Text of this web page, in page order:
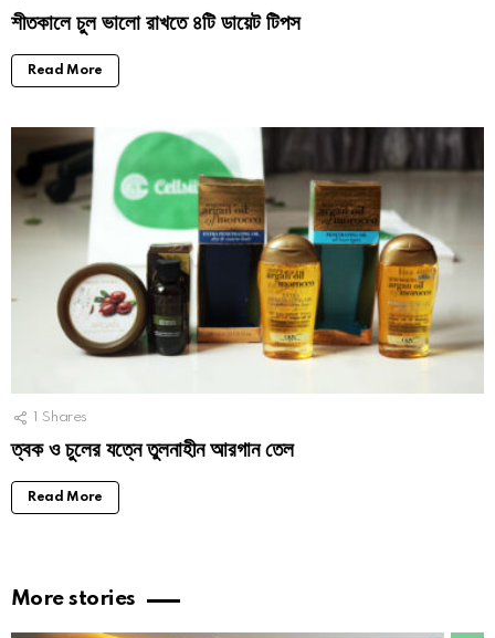
শীতকালে চুল ভালো রাখতে ৪টি ডায়েট টিপস
Read More
Shares
ত্বক ও চুলের যত্নে তুলনাহীন আরগান তেল
Read More
More stories